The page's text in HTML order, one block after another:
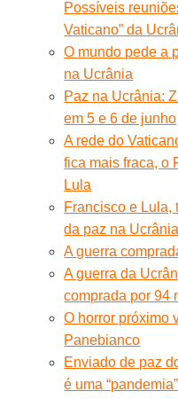
Possíveis
Vaticano” da
O mundo pede a
na Ucrânia
Paz na Ucrânia:
em 5 e 6 de junho
A rede do
fica mais fraca, o
Lula
Francisco e Lula,
da paz na
A guerra
A guerra da
comprada por 94
O horror próximo
Panebianco
Enviado de paz
é uma